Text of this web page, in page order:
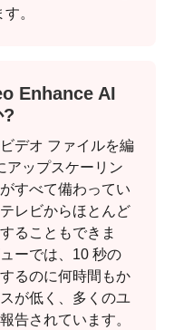
。
Enhance AI
?
デオ ファイルを編
アップスケーリン
すべて備わってい
レビからほとんど
ることもできま
ーでは、10 秒の
るのに何時間もか
が低く、多くのユ
告されています。